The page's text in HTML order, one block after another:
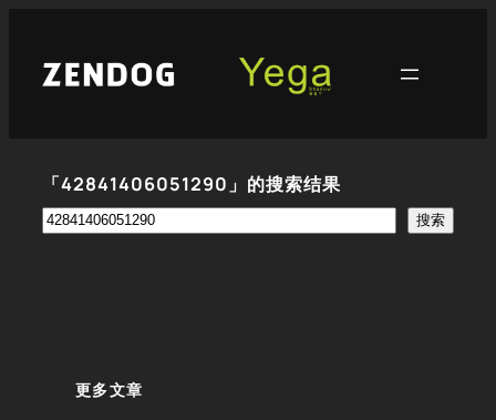
「42841406051290」的搜索结果
搜
搜索
更多文章